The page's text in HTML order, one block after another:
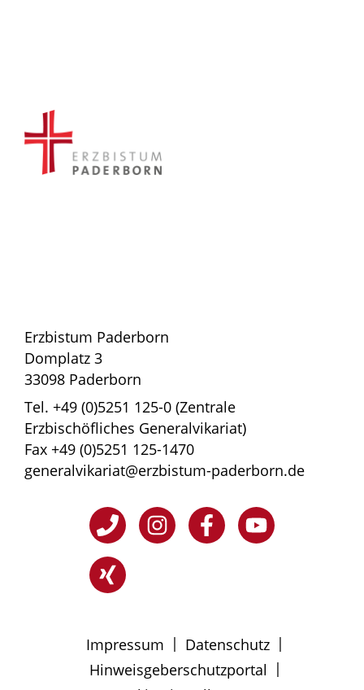
Erzbistum Paderborn
Domplatz 3
33098 Paderborn
Tel. +49 (0)5251 125-0 (Zentrale
Erzbischöfliches Generalvikariat)
Fax +49 (0)5251 125-1470
generalvikariat@erzbistum-paderborn.de
Impressum | Datenschutz |
Hinweisgeberschutzportal |